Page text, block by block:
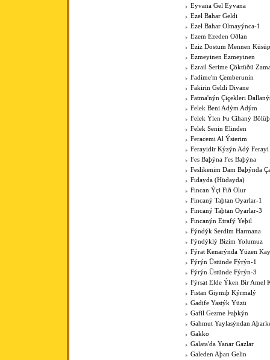
Eyvana Gel Eyvana
Ezel Bahar Geldi
Ezel Bahar Olmayýnca-1
Ezem Ezeden Oðlan
Eziz Dostum Mennen
Ezmeyinen Ezmeyinen
Ezrail Serime Çöktüðü
Fadime'm Çemberunin
Fakirin Geldi Divane
Fatma'nýn Çiçekleri
Felek Beni Adým Adým
Felek Ýlen Þu Cihaný
Felek Senin Elinden
Feracemi Al Ýsterim
Ferayidir Kýzýn Adý Ferayi
Fes Baþýna Fes Baþýna
Feslikenim Dam Baþýnda
Fidayda (Hüdayda)
Fincan Ýçi Fið Olur
Fincaný Taþtan Oyarlar-1
Fincaný Taþtan Oyarlar-3
Fincanýn Etrafý Yeþil
Fýndýk Serdim Harmana
Fýndýklý Bizim Yolumuz
Fýrat Kenarýnda Yüzen
Fýrýn Üstünde Fýrýn-1
Fýrýn Üstünde Fýrýn-3
Fýrsat Elde Ýken Bir Amel
Fistan Giymiþ Kýrmalý
Gadife Yastýk Yüzü
Gafil Gezme Þaþkýn
Gahmut Yaylasýndan
Gakko
Galata'da Yanar Gazlar
Galeden Aþan Gelin